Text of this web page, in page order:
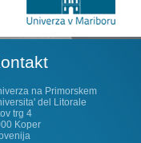
na Primorskem
del Litorale
trg 4
Koper